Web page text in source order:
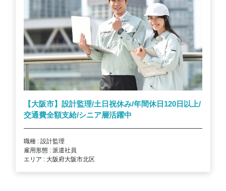
【大阪市】設計監理/土日祝休み/年間休日120日以上/
交通費全額支給/シニア層活躍中
職種 : 設計監理
雇用形態 : 派遣社員
エリア : 大阪府大阪市北区